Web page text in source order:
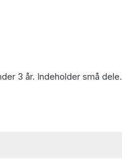
3 år. Indeholder små dele.